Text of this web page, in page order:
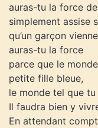
auras-tu la force
simplement assise
qu’un garçon
auras-tu la force
parce que le monde
petite fille bleue,
le monde tel que
Il faudra bien y
En attendant